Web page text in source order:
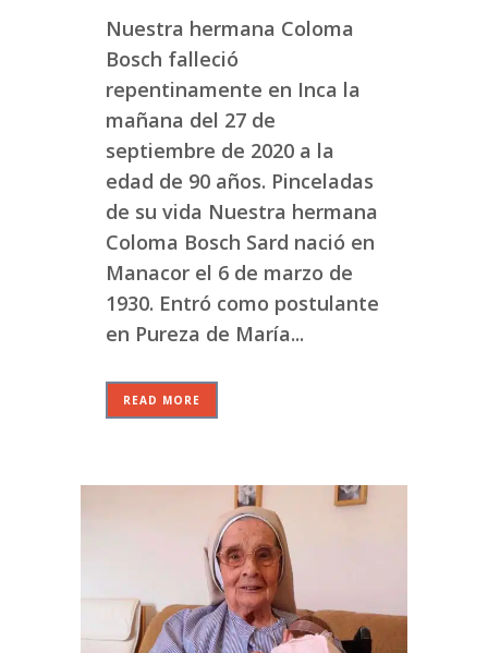
Nuestra hermana Coloma
Bosch falleció
repentinamente en Inca la
mañana del 27 de
septiembre de 2020 a la
edad de 90 años. Pinceladas
de su vida Nuestra hermana
Coloma Bosch Sard nació en
Manacor el 6 de marzo de
1930. Entró como postulante
en Pureza de María...
READ MORE